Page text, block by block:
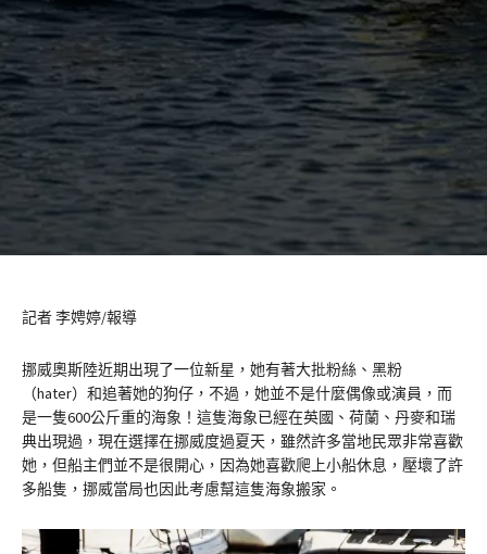
記者 李娉婷/報導
挪威奧斯陸近期出現了一位新星，她有著大批粉絲、黑粉
（hater）和追著她的狗仔，不過，她並不是什麼偶像或演員，而
是一隻600公斤重的海象！這隻海象已經在英國、荷蘭、丹麥和瑞
典出現過，現在選擇在挪威度過夏天，雖然許多當地民眾非常喜歡
她，但船主們並不是很開心，因為她喜歡爬上小船休息，壓壞了許
多船隻，挪威當局也因此考慮幫這隻海象搬家。